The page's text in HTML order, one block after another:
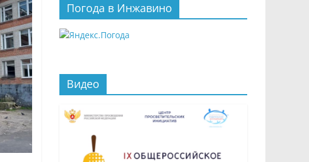
Погода в Инжавино
Видео